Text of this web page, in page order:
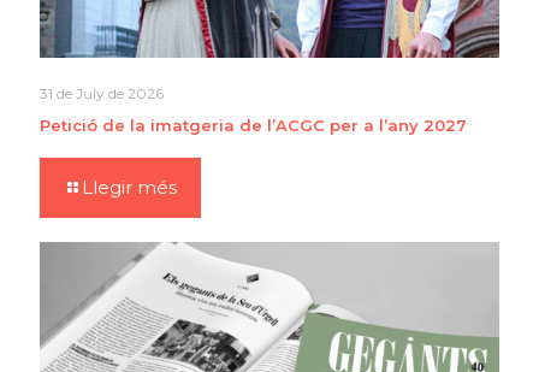
31 de July de 2026
Petició de la imatgeria de l’ACGC per a l’any 2027
Llegir més